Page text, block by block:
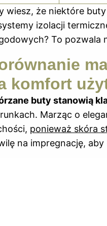
wiesz, że niektóre
izolacji
To pozwala
komfort
buty stanowią
Marząc o
ponieważ skóra
na impregnację,